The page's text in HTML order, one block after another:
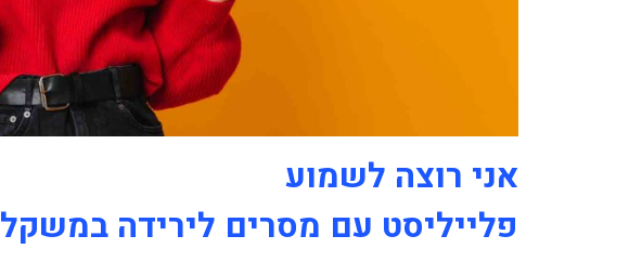
אני רוצה לשמוע
פלייליסט עם מסרים לירידה במשקל